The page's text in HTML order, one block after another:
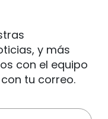
y más
con el equipo
tu correo.